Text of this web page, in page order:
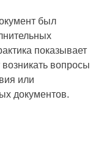
был
показывает
вопросы
или
документов.